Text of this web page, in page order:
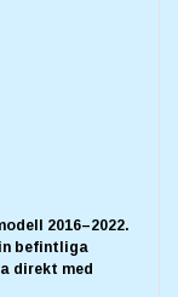
2016–2022.
befintliga
direkt med